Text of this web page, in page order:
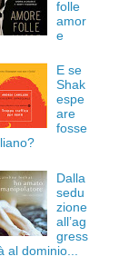
folle
amor
e
E se
Shak
espe
are
fosse
Dalla
sedu
zione
all’ag
gress
al dominio...